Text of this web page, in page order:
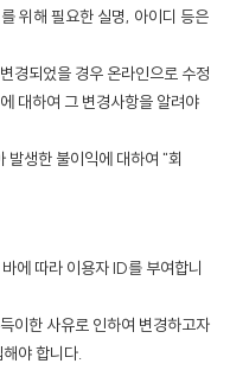
위해 필요한 실명, 아이디 등은
경되었을 경우 온라인으로 수정
대하여 그 변경사항을 알려야
발생한 불이익에 대하여 "회
에 따라 이용자 ID를 부여합니
이한 사유로 인하여 변경하고자
야 합니다.